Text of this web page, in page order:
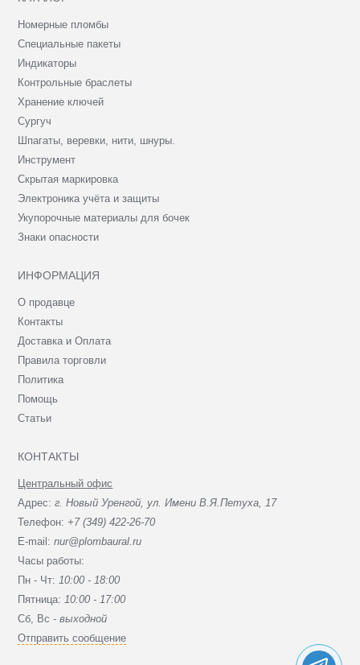
Номерные пломбы
Специальные пакеты
Индикаторы
Контрольные браслеты
Хранение ключей
Сургуч
Шпагаты, веревки, нити, шнуры.
Инструмент
Скрытая маркировка
Электроника учёта и защиты
Укупорочные материалы для бочек
Знаки опасности
ИНФОРМАЦИЯ
О продавце
Контакты
Доставка и Оплата
Правила торговли
Политика
Помощь
Статьи
КОНТАКТЫ
Центральный офис
Адрес:г. Новый Уренгой, ул. Имени В.Я.Петуха, 17
Телефон: +7 (349) 422-26-70
E-mail:nur@plombaural.ru
Часы работы:
Пн - Чт:10:00 - 18:00
Пятница:10:00 - 17:00
Сб, Вc -выходной
Отправить сообщение